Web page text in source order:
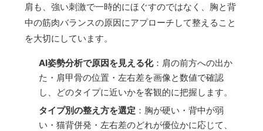
肩も、強い刺激で一時的にほぐすのではなく、胸と背
中の筋肉バランスの原因にアプローチして整えること
を大切にしています。
AI姿勢分析で原因を見える化：肩の前方への出か
た・肩甲骨の位置・左右差を画像と数値で確認
し、どのタイプに近いかを客観的に把握します。
タイプ別の整え方を選定 ：胸が硬い・背中が弱
い・猫背併発・左右差のどれが優位かに応じて、